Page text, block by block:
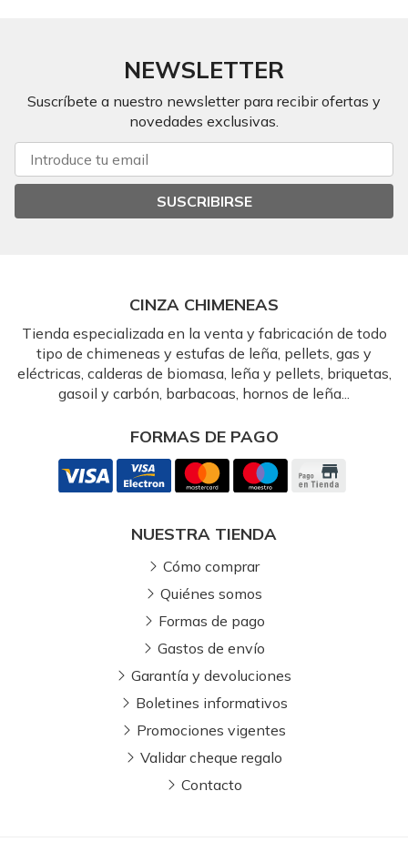
NEWSLETTER
Suscríbete a nuestro newsletter para recibir ofertas y
novedades exclusivas.
SUSCRIBIRSE
CINZA CHIMENEAS
Tienda especializada en la venta y fabricación de todo
tipo de chimeneas y estufas de leña, pellets, gas y
eléctricas, calderas de biomasa, leña y pellets, briquetas,
gasoil y carbón, barbacoas, hornos de leña...
FORMAS DE PAGO
NUESTRA TIENDA
Cómo comprar
Quiénes somos
Formas de pago
Gastos de envío
Garantía y devoluciones
Boletines informativos
Promociones vigentes
Validar cheque regalo
Contacto